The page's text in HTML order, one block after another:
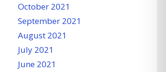
October 2021
September 2021
August 2021
July 2021
June 2021